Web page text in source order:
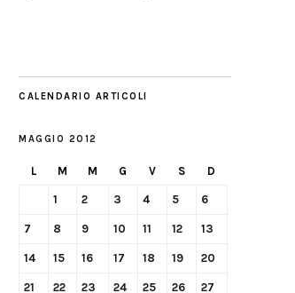
CALENDARIO ARTICOLI
MAGGIO 2012
L M M G V S D
1 2 3 4 5 6
7 8 9 10 11 12 13
14 15 16 17 18 19 20
21 22 23 24 25 26 27